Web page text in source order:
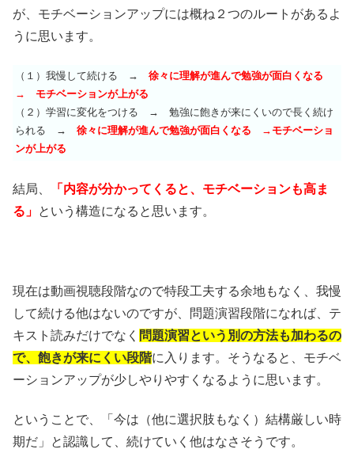
が、モチベーションアップには概ね２つのルートがあるよ
うに思います。
（１）我慢して続ける → 徐々に理解が進んで勉強が面白くなる
→ モチベーションが上がる
（２）学習に変化をつける → 勉強に飽きが来にくいので長く続け
られる → 徐々に理解が進んで勉強が面白くなる →モチベーショ
ンが上がる
結局、
「内容が分かってくると、モチベーションも高ま
る」 という構造になると思います。
現在は動画視聴段階なので特段工夫する余地もなく、我慢
して続ける他はないのですが、問題演習段階になれば、テ
キスト読みだけでなく 問題演習という別の方法も加わるの
で、飽きが来にくい段階に入ります。そうなると、モチベ
ーションアップが少しやりやすくなるように思います。
ということで、「今は（他に選択肢もなく）結構厳しい時
期だ」と認識して、続けていく他はなさそうです。